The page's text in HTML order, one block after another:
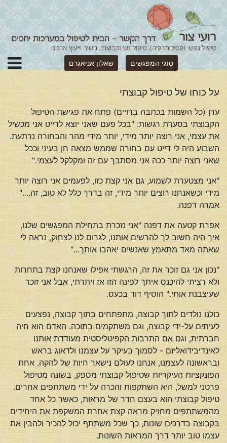
סוגי המפגשים שאלון אניאגרם
על כוחו של טיפול קבוצתי
ערן (כל השמות בכתבה בדויים) פתח את פגישת הטיפול
הקבוצתי בסערת רגשות: "בכל פעם שאני יוצא לדייט אני מכשיל
את עצמי, אני רוצה יותר מידי, יותר מידי מהר והבחורה נרתעת.
השבוע היה לי דייט עם בחורה שממש מצאה חן בעיני וככל
שאני רוצה יותר ככה אני מסתבך עם זה ומקלקל לעצמי."
"אני מצטערת לשמוע, גם אני קצת כזו, לפעמים אני רוצה יותר
מידי וכשאנחנו רוצים יותר מידי, זה בדרך כלל לא טוב, זה...."
אמרה דפנה.
אפרת קטעה את דפנה "אני נזכרת בתחילת המפגשים שלנו,
איך היה חשוב לך להרשים אותנו, לגרום לנו לצחוק, נראה לי
שאתה מאד מתאמץ שאנשים יאהבו אותך..."
"נכון אני גם זוכר את זה, הרגשתי אפילו שאנחנו קצת בתחרות
ולא רציתי להיכנס איתך לפינה הזו אז ויתרתי, אבל אני זוכר
שעיצבנת אותי." הוסיף דוד בכעס.
כולנו נולדים לתוך קבוצה, מתפתחים בתוך קבוצה, נפצעים
לעיתים על-ידי קבוצה, וגם משתקמים בתוכה. האדם הוא חיה
חברתית, וגם אם התרבות הקפיטליסטית מעודדת אותנו
לאינדיבידואליזם - לסמוך בעיקר על עצמנו ולדאוג בראש
ובראשונה לעצמנו, אנחנו לעולם נישאר חיות של להקה. אחת
הפונקציות העיקריות שטיפול קבוצתי מספק, בשונה מטיפול
פרטני למשל, היא השתקפות והכרה על ידי משתתפים אחרים.
טיפול קבוצתי הוא בעצם חדר של מראות, כאשר כל אחד
מהמשתתפים מחזיק מראה קצת אחרת המשקפת את היחידים
בקבוצה בדרכים שונות, כך שכל משתתף יכול להכיר ולהבין את
עצמו טוב יותר דרך המראות השונות.